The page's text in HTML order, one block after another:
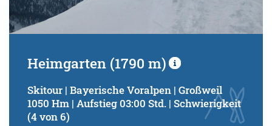
Heimgarten (1790 m)
Skitour | Bayerische Voralpen | Großweil
1050 Hm | Aufstieg 03:00 Std. | Schwierigkeit
(4 von 6)